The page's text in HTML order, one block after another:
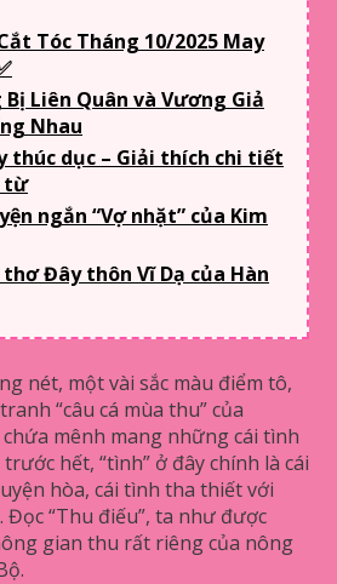
Tóc Tháng 10/2025 May
Liên Quân và Vương Giả
Nhau
thúc dục – Giải thích chi tiết
từ
ngắn “Vợ nhặt” của Kim
Đây thôn Vĩ Dạ của Hàn
nét, một vài sắc màu điểm tô,
“câu cá mùa thu” của
mênh mang những cái tình
hết, “tình” ở đây chính là cái
hòa, cái tình tha thiết với
“Thu điếu”, ta như được
gian thu rất riêng của nông